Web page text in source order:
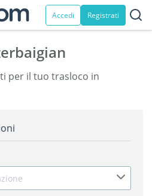
Accedi Registrati
per il tuo trasloco in